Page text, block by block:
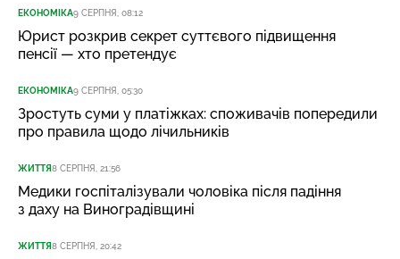
ЕКОНОМІКА9 СЕРПНЯ, 08:12
Юрист розкрив секрет суттєвого підвищення
пенсії — хто претендує
ЕКОНОМІКА9 СЕРПНЯ, 05:30
Зростуть суми у платіжках: споживачів попередили
про правила щодо лічильників
ЖИТТЯ8 СЕРПНЯ, 21:56
Медики госпіталізували чоловіка після падіння
з даху на Виноградівщині
ЖИТТЯ8 СЕРПНЯ, 20:42